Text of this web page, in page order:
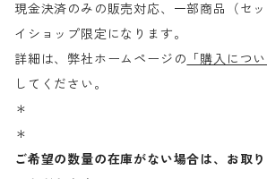
現金決済のみの販売対応、一部商品（セ
イショップ限定になります。
詳細は、弊社ホームページの 「購入につい
してください。
＊
＊
ご希望の数量の在庫がない場合は、お取